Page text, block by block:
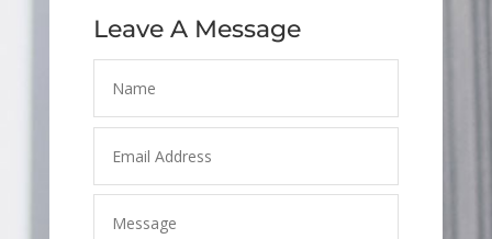
Leave A Message